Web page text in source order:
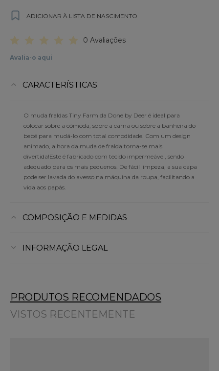
ADICIONAR À LISTA DE NASCIMENTO
0 Avaliações
Avalia-o aqui
CARACTERÍSTICAS
O muda fraldas Tiny Farm da Done by Deer é ideal para
colocar sobre a cómoda, sobre a cama ou sobre a banheira do
bebé para mudá-lo com total comodidade. Com um design
animado, a hora da muda de fralda torna-se mais
divertida!Este é fabricado com tecido impermeável, sendo
adequado para os mais pequenos. De fácil limpeza, a sua capa
pode ser lavada do avesso na máquina da roupa, facilitando a
vida aos papás.
COMPOSIÇÃO E MEDIDAS
INFORMAÇÃO LEGAL
PRODUTOS RECOMENDADOS
VISTOS RECENTEMENTE